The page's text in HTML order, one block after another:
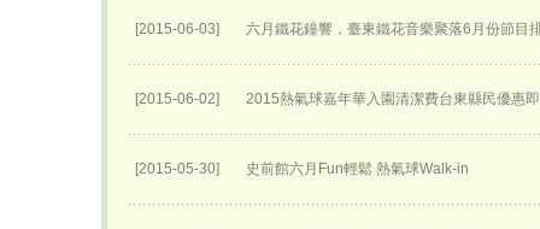
[2015-06-03] 六月鐵花鐘響，臺東鐵花音樂聚落6月份節目
[2015-06-02] 2015熱氣球嘉年華入園清潔費台東縣民優惠
[2015-05-30] 史前館六月Fun輕鬆 熱氣球Walk-in